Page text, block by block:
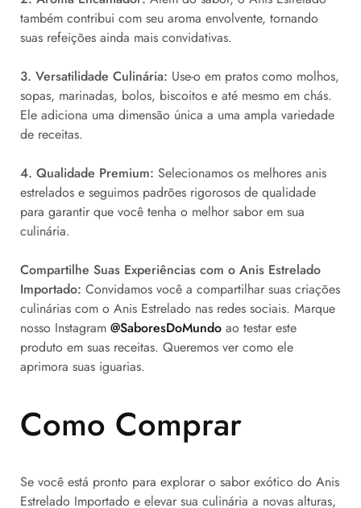
também contribui com seu aroma envolvente, tornando
suas refeições ainda mais convidativas.
3. Versatilidade Culinária: Use-o em pratos como molhos,
sopas, marinadas, bolos, biscoitos e até mesmo em chás.
Ele adiciona uma dimensão única a uma ampla variedade
de receitas.
4. Qualidade Premium: Selecionamos os melhores anis
estrelados e seguimos padrões rigorosos de qualidade
para garantir que você tenha o melhor sabor em sua
culinária.
Compartilhe Suas Experiências com o Anis Estrelado
Importado: Convidamos você a compartilhar suas criações
culinárias com o Anis Estrelado nas redes sociais. Marque
nosso Instagram @SaboresDoMundo ao testar este
produto em suas receitas. Queremos ver como ele
aprimora suas iguarias.
Como Comprar
Se você está pronto para explorar o sabor exótico do Anis
Estrelado Importado e elevar sua culinária a novas alturas,